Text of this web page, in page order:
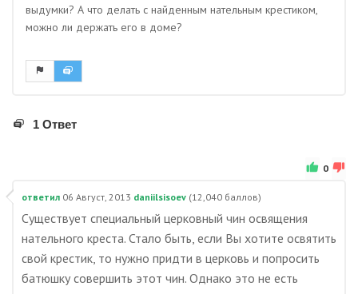
выдумки? А что делать с найденным нательным крестиком,
можно ли держать его в доме?
1 Ответ
0
ответил 06 Август, 2013 daniilsisoev (12,040 баллов)
Существует специальный церковный чин освящения
нательного креста. Стало быть, если Вы хотите освятить
свой крестик, то нужно придти в церковь и попросить
батюшку совершить этот чин. Однако это не есть